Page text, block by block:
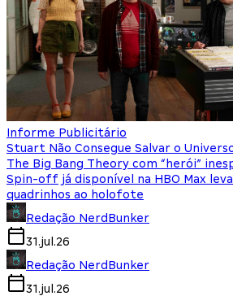
Informe Publicitário
Stuart Não Consegue Salvar o
The Big Bang Theory com “herói”
Spin-off já disponível na HBO Max
quadrinhos ao holofote
Redação NerdBunker
31.jul.26
Redação NerdBunker
31.jul.26